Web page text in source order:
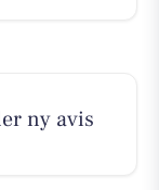
ny avis